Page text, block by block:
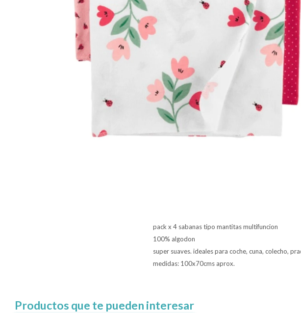
pack x 4 sabanas tipo mantitas multifuncion
100% algodon
super suaves. ideales para coche, cuna, colecho,
medidas: 100x70cms aprox.
Productos que te pueden interesar